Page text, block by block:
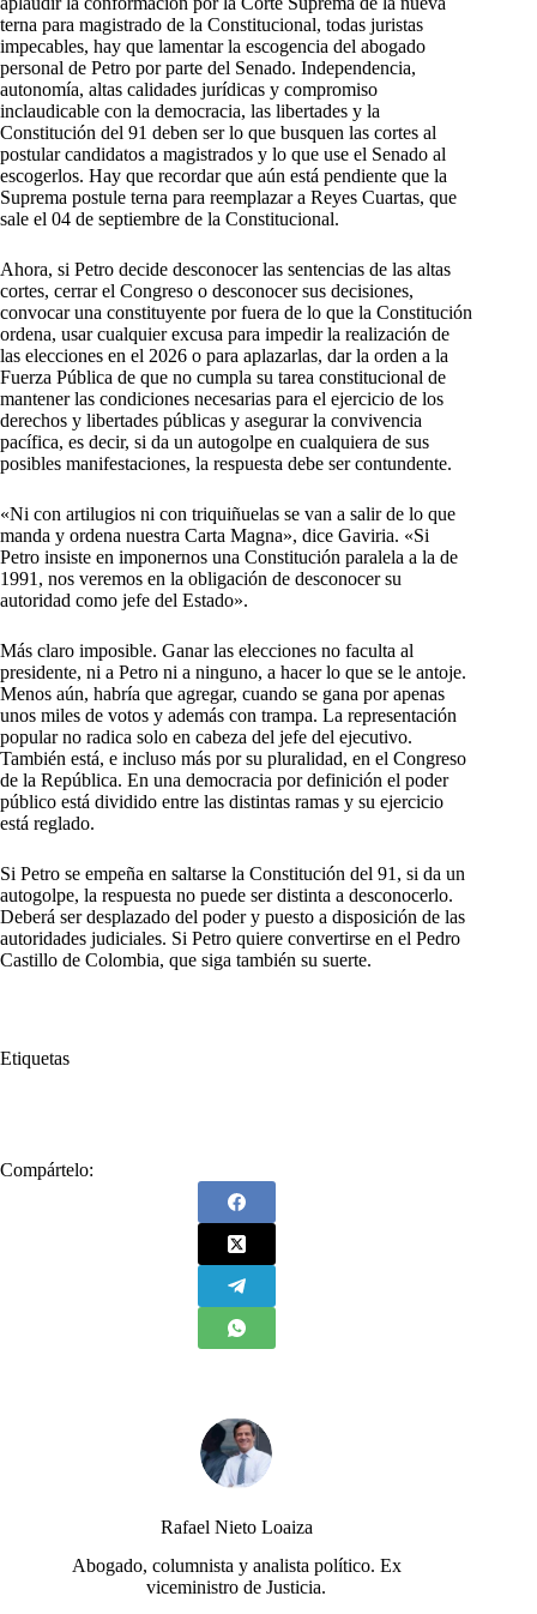
terna para magistrado de la Constitucional, todas juristas
impecables, hay que lamentar la escogencia del abogado
personal de Petro por parte del Senado. Independencia,
autonomía, altas calidades jurídicas y compromiso
inclaudicable con la democracia, las libertades y la
Constitución del 91 deben ser lo que busquen las cortes al
postular candidatos a magistrados y lo que use el Senado al
escogerlos. Hay que recordar que aún está pendiente que la
Suprema postule terna para reemplazar a Reyes Cuartas, que
sale el 04 de septiembre de la Constitucional.
Ahora, si Petro decide desconocer las sentencias de las altas
cortes, cerrar el Congreso o desconocer sus decisiones,
convocar una constituyente por fuera de lo que la Constitución
ordena, usar cualquier excusa para impedir la realización de
las elecciones en el 2026 o para aplazarlas, dar la orden a la
Fuerza Pública de que no cumpla su tarea constitucional de
mantener las condiciones necesarias para el ejercicio de los
derechos y libertades públicas y asegurar la convivencia
pacífica, es decir, si da un autogolpe en cualquiera de sus
posibles manifestaciones, la respuesta debe ser contundente.
«Ni con artilugios ni con triquiñuelas se van a salir de lo que
manda y ordena nuestra Carta Magna», dice Gaviria. «Si
Petro insiste en imponernos una Constitución paralela a la de
1991, nos veremos en la obligación de desconocer su
autoridad como jefe del Estado».
Más claro imposible. Ganar las elecciones no faculta al
presidente, ni a Petro ni a ninguno, a hacer lo que se le antoje.
Menos aún, habría que agregar, cuando se gana por apenas
unos miles de votos y además con trampa. La representación
popular no radica solo en cabeza del jefe del ejecutivo.
También está, e incluso más por su pluralidad, en el Congreso
de la República. En una democracia por definición el poder
público está dividido entre las distintas ramas y su ejercicio
está reglado.
Si Petro se empeña en saltarse la Constitución del 91, si da un
autogolpe, la respuesta no puede ser distinta a desconocerlo.
Deberá ser desplazado del poder y puesto a disposición de las
autoridades judiciales. Si Petro quiere convertirse en el Pedro
Castillo de Colombia, que siga también su suerte.
Etiquetas
Compártelo:
Rafael Nieto Loaiza
Abogado, columnista y analista político. Ex
viceministro de Justicia.